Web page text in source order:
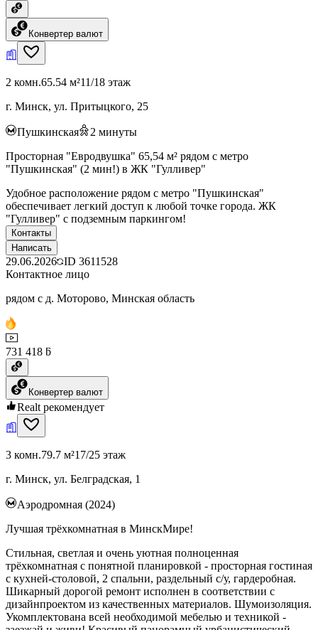
Конвертер валют
2 комн.65.54 м²11/18 этаж
г. Минск, ул. Притыцкого, 25
Пушкинская 2 минуты
Просторная "Евродвушка" 65,54 м² рядом с метро
"Пушкинская" (2 мин!) в ЖК "Гулливер"
Удобное расположение рядом с метро "Пушкинская"
обеспечивает легкий доступ к любой точке города. ЖК
"Гулливер" с подземным паркингом!
Контакты
Написать
29.06.2026 ID 3611528
Контактное лицо
рядом с д. Моторово, Минская область
731 418 ƃ
Конвертер валют
Realt рекомендует
3 комн.79.7 м²17/25 этаж
г. Минск, ул. Белградская, 1
Аэродромная (2024)
Лучшая трёхкомнатная в МинскМире!
Стильная, светлая и очень уютная полноценная
трёхкомнатная с понятной планировкой - просторная гостиная
с кухней-столовой, 2 спальни, раздельный с/у, гардеробная.
Шикарный дорогой ремонт исполнен в соответствии с
дизайнпроектом из качественных материалов. Шумоизоляция.
Укомплектована всей необходимой мебелью и техникой -